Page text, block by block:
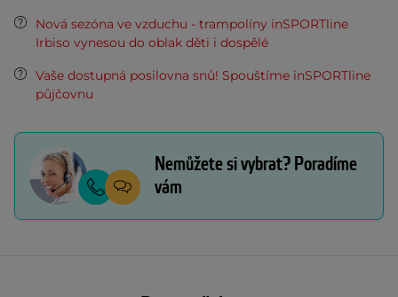
Nová sezóna ve vzduchu - trampolíny inSPORTline
Irbiso vynesou do oblak děti i dospělé
Vaše dostupná posilovna snů! Spouštíme inSPORTline
půjčovnu
Nemůžete si vybrat? Poradíme
vám